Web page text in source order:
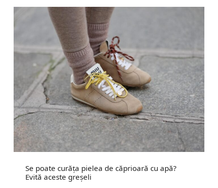
Se poate curăța pielea de căprioară cu apă?
Evită aceste greșeli